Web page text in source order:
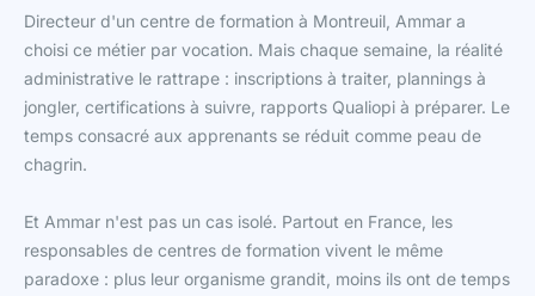
Directeur d'un centre de formation à Montreuil, Ammar a
choisi ce métier par vocation. Mais chaque semaine, la réalité
administrative le rattrape : inscriptions à traiter, plannings à
jongler, certifications à suivre, rapports Qualiopi à préparer. Le
temps consacré aux apprenants se réduit comme peau de
chagrin.
Et Ammar n'est pas un cas isolé. Partout en France, les
responsables de centres de formation vivent le même
paradoxe : plus leur organisme grandit, moins ils ont de temps